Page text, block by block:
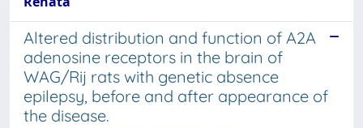
Altered distribution and function of A2A
adenosine receptors in the brain of
WAG/Rij rats with genetic absence
epilepsy, before and after appearance of
the disease.